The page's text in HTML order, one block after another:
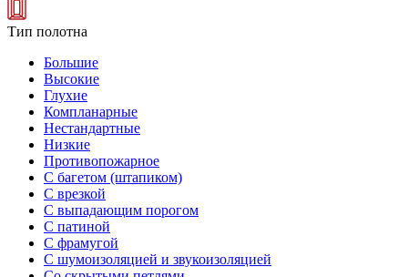
Тип полотна
Большие
Высокие
Глухие
Компланарные
Нестандартные
Низкие
Противопожарное
С багетом (штапиком)
С врезкой
С выпадающим порогом
С патиной
С фрамугой
С шумоизоляцией и звукоизоляцией